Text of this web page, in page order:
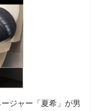
ジャー「夏希」が男